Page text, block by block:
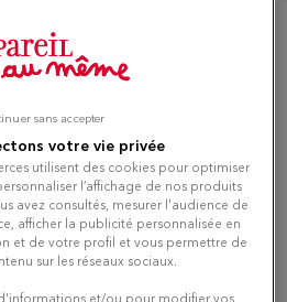
même THIONVILLE
- CELLULE 03 ZAC
DU 14 JUILLET 1789
votre vie privée
utilisent des cookies pour optimiser
l’affichage de nos produits
avez consultés, mesurer l'audience de
afficher la publicité personnalisée en
et de votre profil et vous permettre de
sur les réseaux sociaux.
sans accepter